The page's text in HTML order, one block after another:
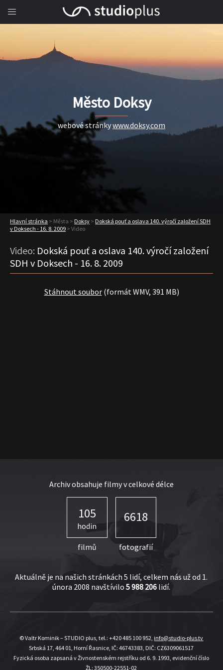
Město Doksy
webové stránkywww.doksy.com
Hlavní stránka > Města > Doksy > Dokská pouť a oslava 140. výročí založení SDH
v Doksech - 16. 8. 2009 > Video
Video: Dokská pouť a oslava 140. výročí založení
SDH v Doksech - 16. 8. 2009
Stáhnout soubor(formát WMV, 391 MB)
Archiv obsahuje filmy v celkové délce
6618
fotografií
105
hodin
filmů
Aktuálně je na našich stránkách 5 lidí, celkem nás už od 1.
února 2008 navštívilo5 988 206 lidí.
© Valtr Kominik – STUDIO plus, tel.: +420 485 100 952, info@studio-plus.tv
Srbská 17, 464 01, Horní Řasnice, IČ: 46743383, DIČ: CZ6309061517
Fyzická osoba zapsaná v Živnostenském rejstříku od 6. 9. 1993, evidenční číslo
ŽL: 350500-22551-02